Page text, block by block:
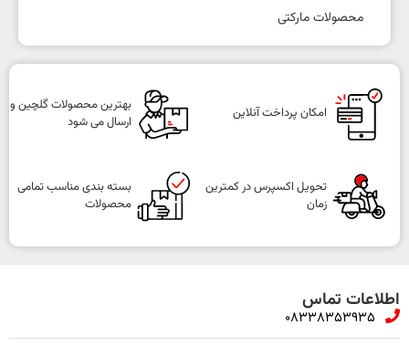
محصولات مارکتی
امکان پرداخت آنلاین
بهترین محصولات گلچین و
ارسال می شود
تحویل اکسپرس در کمترین
زمان
بسته بندی مناسب تمامی
محصولات
اطلاعات تماس
08338353935